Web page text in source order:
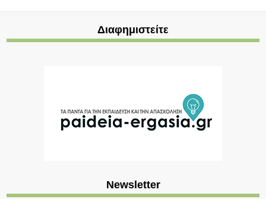
Διαφημιστείτε
Newsletter